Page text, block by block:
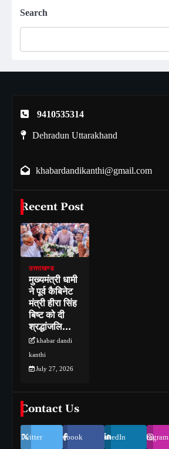
Search
9410535314
Dehradun Uttarakhand
khabardandikanthi@gmail.com
Recent Post
उत्तराखण्ड
मुख्यमंत्री धामी
ने पूर्व कैबिनेट
मंत्री हीरा सिंह
बिष्ट को दी
श्रद्धांजलि…
khabar dandi
kanthi
July 27, 2026
Contact Us
Twitter Facebook LinkedIn Instagram